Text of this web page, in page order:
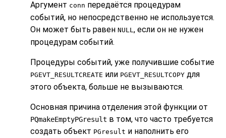
Аргумент conn передаётся процедурам
событий, но непосредственно не используется.
Он может быть равен NULL , если он не нужен
процедурам событий.
Процедуры событий, уже получившие событие
PGEVT_RESULTCREATE или PGEVT_RESULTCOPY для
этого объекта, больше не вызываются.
Основная причина отделения этой функции от
PQmakeEmptyPGresult в том, что часто требуется
создать объект PGresult и наполнить его